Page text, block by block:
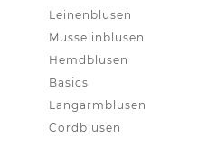
Leinenblusen
Musselinblusen
Hemdblusen
Basics
Langarmblusen
Cordblusen